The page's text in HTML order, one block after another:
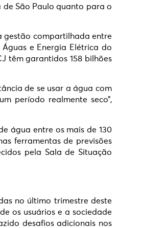
São Paulo quanto para o
gestão compartilhada entre
e Energia Elétrica do
têm garantidos 158 bilhões
de se usar a água com
período realmente seco”,
água entre os mais de 130
ferramentas de previsões
pela Sala de Situação
no último trimestre deste
os usuários e a sociedade
desafios adicionais nos